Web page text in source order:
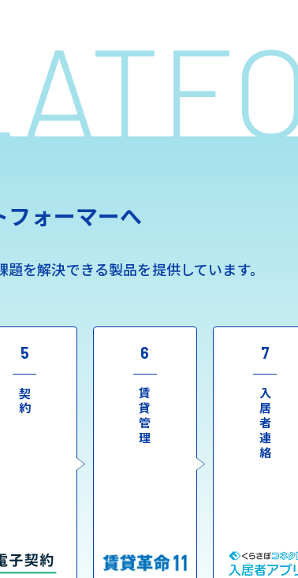
フォーマーへ
を解決できる製品を提供しています。
5
契約
6
賃貸管理
7
入居者連絡